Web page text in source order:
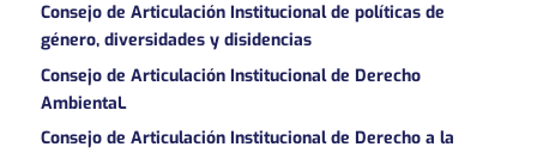
Consejo de Articulación Institucional de políticas de
género, diversidades y disidencias
Consejo de Articulación Institucional de Derecho
AmbientaL
Consejo de Articulación Institucional de Derecho a la